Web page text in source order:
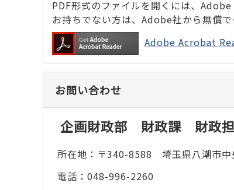
PDF形式のファイルを開くには、
お持ちでない方は、Adobe社から無償で
Adobe Acrobat
お問い合わせ
企画財政部 財政課 財政
所在地：〒340-8588 埼玉県八潮市中
電話：048-996-2260